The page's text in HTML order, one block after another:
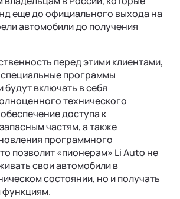
еще до официального выхода на
автомобили до получения
перед этими клиентами,
специальные программы
включать в себя
технического
доступа к
частям, а также
программного
позволит «пионерам» Li Auto не
свои автомобили в
состоянии, но и получать
функциям.